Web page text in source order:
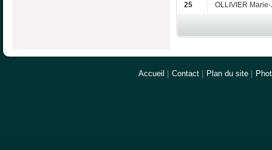
25 OLLIVIER
Accueil Contact Plan du site